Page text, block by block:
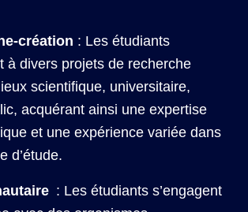
création : Les étudiants
à divers projets de recherche
scientifique, universitaire,
acquérant ainsi une expertise
et une expérience variée dans
d’étude.
: Les étudiants s’engagent